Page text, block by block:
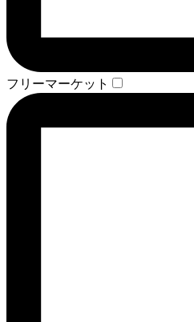
フリーマーケット